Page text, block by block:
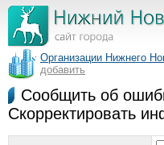
Организации Нижнего
добавить
Сообщить об
Скорректировать